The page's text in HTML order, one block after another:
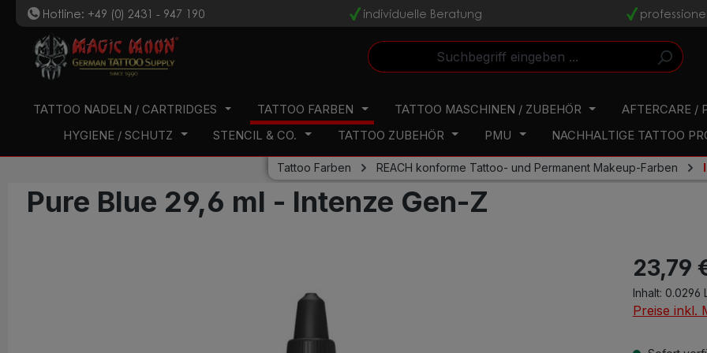
Hauptinhalt springen
Zur Suche springen
Zur Hauptnavigation springen
tHotline: +49 (0) 2431 - 947 190 vindividuelle Beratung v
TATTOO NADELN / CARTRIDGES TATTOO FARBEN TATTOO MASCHINEN / ZUBEHÖR AFTERCARE /
HYGIENE / SCHUTZ
STENCIL & CO. TATTOO ZUBEHÖR PMU NACHHALTIGE TATTOO
Tattoo Farben REACH konforme Tattoo- und Permanent Makeup-Farben
Pure Blue 29,6 ml - Intenze Gen-Z
23,79
Inhalt: 0.0296
Preise inkl.